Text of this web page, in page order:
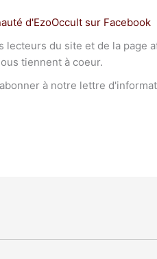
d'EzoOccult sur Facebook
lecteurs du site et de la page
tiennent à coeur.
à notre lettre